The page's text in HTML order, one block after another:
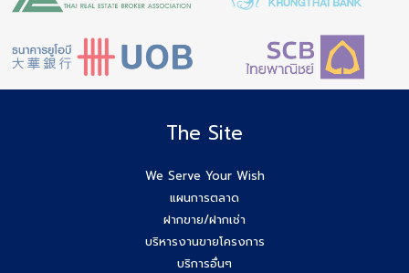
The Site
We Serve Your Wish
แผนการตลาด
ฝากขาย/ฝากเช่า
บริหารงานขายโครงการ
บริการอื่นๆ